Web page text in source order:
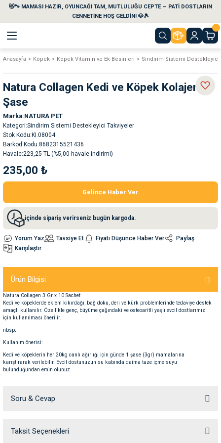
😻🐾 MAMASI HAZIR, OYUNCAĞI TAM, MUTLULUĞU CEPTE — PATİ DOSTLARIN
CENNETİNE HOŞ GELDİN! 🐶🎾
Geri Dön
Geri Dön
Temizlik Ürünleri
Kemikleri
Geri Dön
Geri Dön
Geri Dön
Geri Dön
Anasayfa Köpek Köpek Vitamin ve Ek Besinleri Sindirim Sistemi Destekleyici
Natura Collagen Kedi ve Köpek Kolajen 10
Şase
Marka NATURA PET
Kategori Sindirim Sistemi Destekleyici Takviyeler
Stok Kodu KI.08004
Barkod Kodu 8682315521436
Havale 223,25 TL (%5,00 havale indirimi)
235,00 ₺
Gelince Haber Ver
içinde sipariş verirseniz bugün kargoda.
Yorum Yaz Tavsiye Et Fiyatı Düşünce Haber Ver
Paylaş
Karşılaştır
Ürün Bilgisi
Natura Collagen 3 Gr x 10 Sachet
Kedi ve köpeklerde eklem kıkırdağı, bağ doku, deri ve kürk problemlerinde tedaviye destek
amaçlı kullanılır. Özellikle genç, büyüme çağındaki ve osteoaritli yaşlı evcil dostlarımız
için kullanılması önerilir.
nbsp;
Kullanım önerisi:
Kedi ve köpeklerin her 20kg canlı ağırlığı için günde 1 şase (3gr) mamalarına
karıştırarak verilebilir. Evcil dostunuzun su kabında daima taze içme suyu
bulunduğundan emin olunuz.
Soru & Cevap
Ürün hakkında henüz soru sorulmamış.
Taksit Seçenekleri